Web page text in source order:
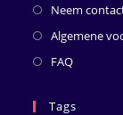
Neem
Algemene
FAQ
Tags